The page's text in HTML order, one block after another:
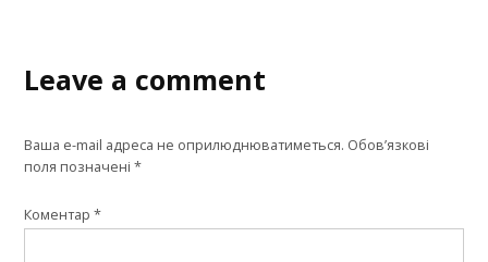
Leave a comment
Ваша e-mail адреса не оприлюднюватиметься. Обов’язкові
поля позначені*
Коментар*